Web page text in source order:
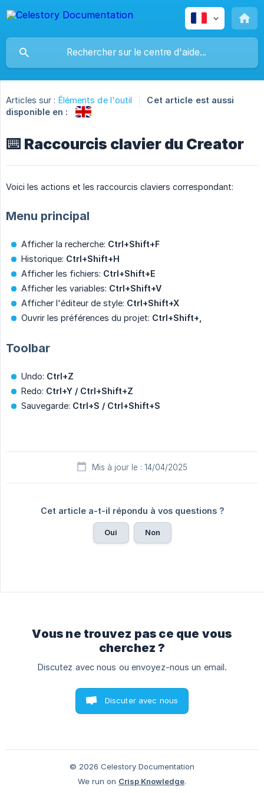
Articles sur : Éléments de l'outil
Cet article est aussi
disponible en :
⌨️ Raccourcis clavier du Creator
Voici les actions et les raccourcis claviers correspondant:
Menu principal
Afficher la recherche: Ctrl+Shift+F
Historique: Ctrl+Shift+H
Afficher les fichiers: Ctrl+Shift+E
Afficher les variables: Ctrl+Shift+V
Afficher l'éditeur de style: Ctrl+Shift+X
Ouvrir les préférences du projet: Ctrl+Shift+,
Toolbar
Undo: Ctrl+Z
Redo: Ctrl+Y / Ctrl+Shift+Z
Sauvegarde: Ctrl+S / Ctrl+Shift+S
Mis à jour le : 14/04/2025
Cet article a-t-il répondu à vos questions ?
Oui Non
Vous ne trouvez pas ce que vous
cherchez ?
Discutez avec nous ou envoyez-nous un email.
Discuter avec nous
© 2026 Celestory Documentation
We run on Crisp Knowledge.